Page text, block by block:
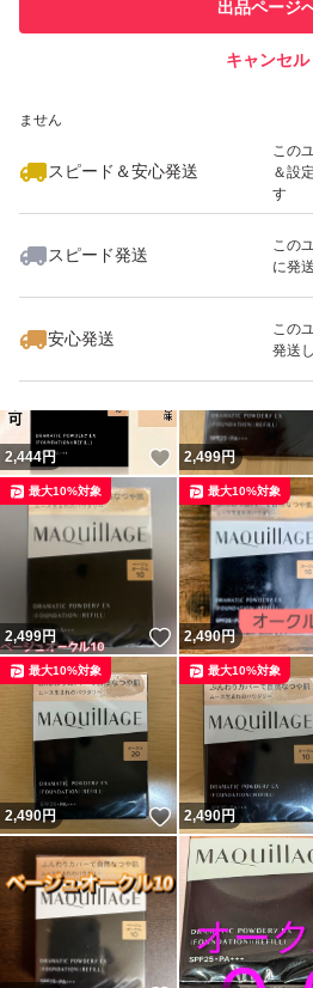
での
ません
スピード＆安心発送
この
＆設
す
スピード発送
この
に発
安心発送
この
発送
出品ページ
キャンセル
2,444円 いいね！
2,499円
2,499円 いいね！
最大10%対象
2,490円
最大10%対象
2,490円 いいね！
最大10%対象
2,490円
最大10%対象